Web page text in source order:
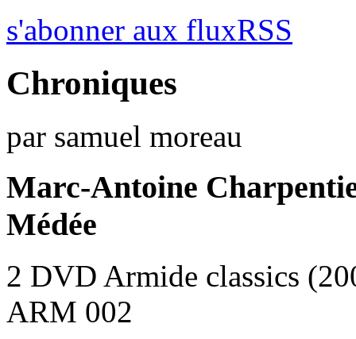
s'abonner aux fluxRSS
Chroniques
par samuel moreau
Marc-Antoine
Médée
2 DVD Armide classics
ARM 002